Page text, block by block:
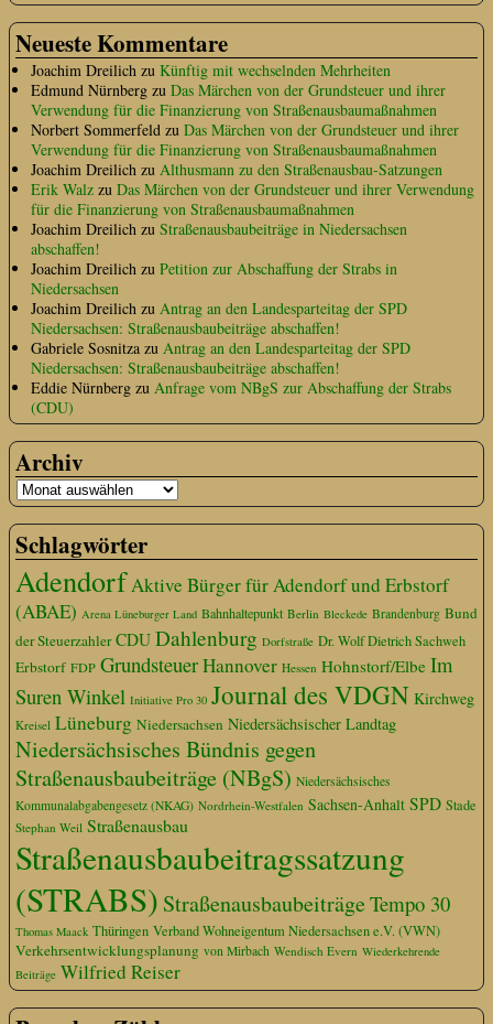
Neueste Kommentare
Joachim Dreilich zu Künftig mit wechselnden Mehrheiten
Edmund Nürnberg zu Das Märchen von der Grundsteuer und ihrer
Verwendung für die Finanzierung von Straßenausbaumaßnahmen
Norbert Sommerfeld zu Das Märchen von der Grundsteuer und ihrer
Verwendung für die Finanzierung von Straßenausbaumaßnahmen
Joachim Dreilich zu Althusmann zu den Straßenausbau-Satzungen
Erik Walz zu Das Märchen von der Grundsteuer und ihrer Verwendung
für die Finanzierung von Straßenausbaumaßnahmen
Joachim Dreilich zu Straßenausbaubeiträge in Niedersachsen
abschaffen!
Joachim Dreilich zu Petition zur Abschaffung der Strabs in
Niedersachsen
Joachim Dreilich zu Antrag an den Landesparteitag der SPD
Niedersachsen: Straßenausbaubeiträge abschaffen!
Gabriele Sosnitza zu Antrag an den Landesparteitag der SPD
Niedersachsen: Straßenausbaubeiträge abschaffen!
Eddie Nürnberg zu Anfrage vom NBgS zur Abschaffung der Strabs
(CDU)
Archiv
Schlagwörter
AdendorfAktive Bürger für Adendorf und Erbstorf
(ABAE) Arena Lüneburger Land Bahnhaltepunkt Berlin Bleckede Brandenburg Bund
der Steuerzahler CDU Dahlenburg Dorfstraße Dr. Wolf Dietrich Sachweh
Erbstorf FDP GrundsteuerHannover Hessen Hohnstorf/Elbe Im
Suren Winkel Initiative Pro 30 Journal des VDGN Kirchweg
Kreisel Lüneburg Niedersachsen Niedersächsischer Landtag
Niedersächsisches Bündnis gegen
Straßenausbaubeiträge (NBgS) Niedersächsisches
Kommunalabgabengesetz (NKAG) Nordrhein-Westfalen Sachsen-Anhalt SPD Stade
Stephan Weil Straßenausbau
Straßenausbaubeitragssatzung
(STRABS) StraßenausbaubeiträgeTempo 30
Thomas Maack Thüringen Verband Wohneigentum Niedersachsen e.V. (VWN)
Verkehrsentwicklungsplanung von Mirbach Wendisch Evern Wiederkehrende
Beiträge Wilfried Reiser